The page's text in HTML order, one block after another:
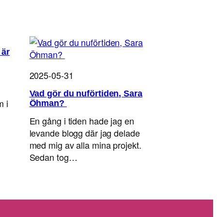
i
2025-05-31
Vad gör du nuförtiden, Sara
Öhman?
En gång i tiden hade jag en
levande blogg där jag delade
med mig av alla mina projekt.
Sedan tog…